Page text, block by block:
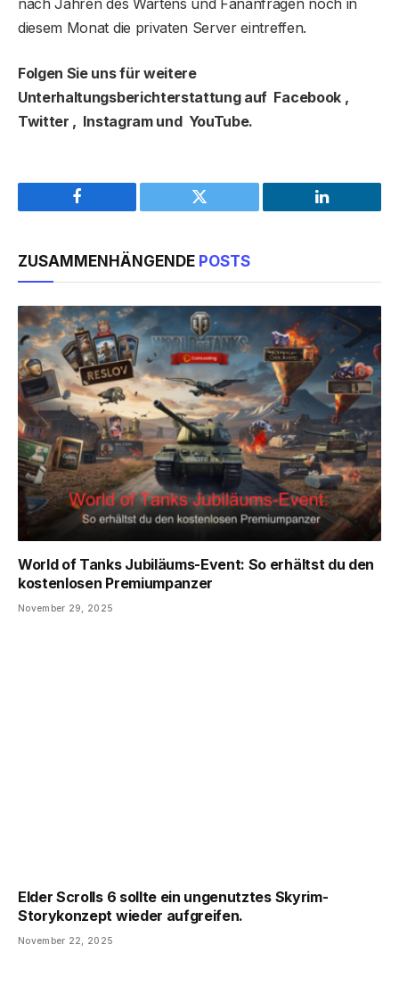
nach Jahren des Wartens und Fananfragen noch in
diesem Monat die privaten Server eintreffen.
Folgen Sie uns für weitere
Unterhaltungsberichterstattung auf Facebook ,
Twitter , Instagram und YouTube.
Facebook Twitter LinkedIn
ZUSAMMENHÄNGENDE POSTS
World of Tanks Jubiläums-Event: So erhältst du den
kostenlosen Premiumpanzer
November 29, 2025
Elder Scrolls 6 sollte ein ungenutztes Skyrim-
Storykonzept wieder aufgreifen.
November 22, 2025